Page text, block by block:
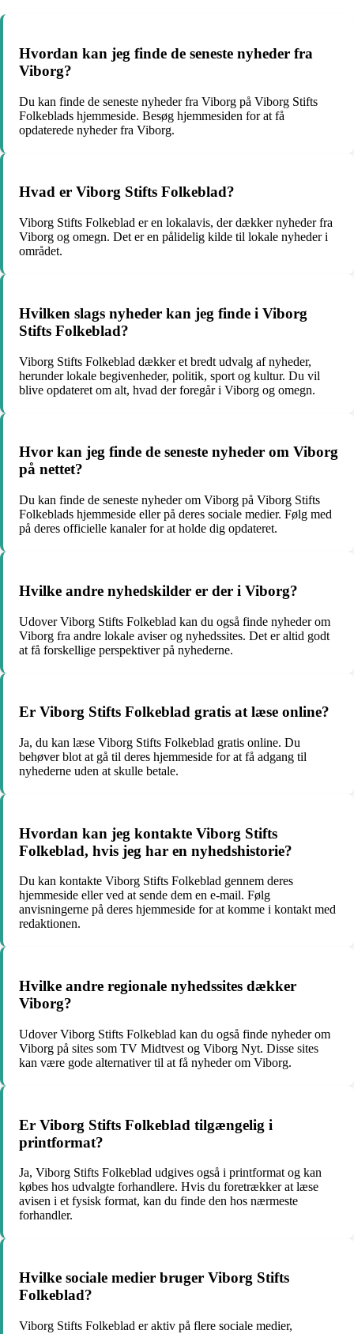
Hvordan kan jeg finde de seneste nyheder fra
Viborg?
Du kan finde de seneste nyheder fra Viborg på Viborg Stifts
Folkeblads hjemmeside. Besøg hjemmesiden for at få
opdaterede nyheder fra Viborg.
Hvad er Viborg Stifts Folkeblad?
Viborg Stifts Folkeblad er en lokalavis, der dækker nyheder fra
Viborg og omegn. Det er en pålidelig kilde til lokale nyheder i
området.
Hvilken slags nyheder kan jeg finde i Viborg
Stifts Folkeblad?
Viborg Stifts Folkeblad dækker et bredt udvalg af nyheder,
herunder lokale begivenheder, politik, sport og kultur. Du vil
blive opdateret om alt, hvad der foregår i Viborg og omegn.
Hvor kan jeg finde de seneste nyheder om Viborg
på nettet?
Du kan finde de seneste nyheder om Viborg på Viborg Stifts
Folkeblads hjemmeside eller på deres sociale medier. Følg med
på deres officielle kanaler for at holde dig opdateret.
Hvilke andre nyhedskilder er der i Viborg?
Udover Viborg Stifts Folkeblad kan du også finde nyheder om
Viborg fra andre lokale aviser og nyhedssites. Det er altid godt
at få forskellige perspektiver på nyhederne.
Er Viborg Stifts Folkeblad gratis at læse online?
Ja, du kan læse Viborg Stifts Folkeblad gratis online. Du
behøver blot at gå til deres hjemmeside for at få adgang til
nyhederne uden at skulle betale.
Hvordan kan jeg kontakte Viborg Stifts
Folkeblad, hvis jeg har en nyhedshistorie?
Du kan kontakte Viborg Stifts Folkeblad gennem deres
hjemmeside eller ved at sende dem en e-mail. Følg
anvisningerne på deres hjemmeside for at komme i kontakt med
redaktionen.
Hvilke andre regionale nyhedssites dækker
Viborg?
Udover Viborg Stifts Folkeblad kan du også finde nyheder om
Viborg på sites som TV Midtvest og Viborg Nyt. Disse sites
kan være gode alternativer til at få nyheder om Viborg.
Er Viborg Stifts Folkeblad tilgængelig i
printformat?
Ja, Viborg Stifts Folkeblad udgives også i printformat og kan
købes hos udvalgte forhandlere. Hvis du foretrækker at læse
avisen i et fysisk format, kan du finde den hos nærmeste
forhandler.
Hvilke sociale medier bruger Viborg Stifts
Folkeblad?
Viborg Stifts Folkeblad er aktiv på flere sociale medier,